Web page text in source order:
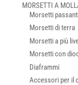
MORSETTI A
Morsetti
Morsetti di terra
Morsetti a più
Morsetti con
Diaframmi
Accessori per il